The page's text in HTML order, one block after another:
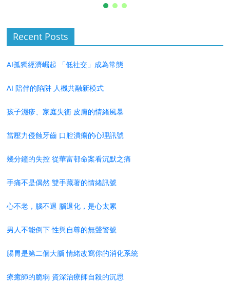
Recent Posts
AI孤獨經濟崛起 「低社交」成為常態
AI 陪伴的陷阱 人機共融新模式
孩子濕疹、家庭失衡 皮膚的情緒風暴
當壓力侵蝕牙齒 口腔潰瘍的心理訊號
幾分鐘的失控 從華富邨命案看沉默之痛
手痛不是偶然 雙手藏著的情緒訊號
心不老，腦不退 腦退化，是心太累
男人不能倒下 性與自尊的無聲警號
腸胃是第二個大腦 情緒改寫你的消化系統
療癒師的脆弱 資深治療師自殺的沉思